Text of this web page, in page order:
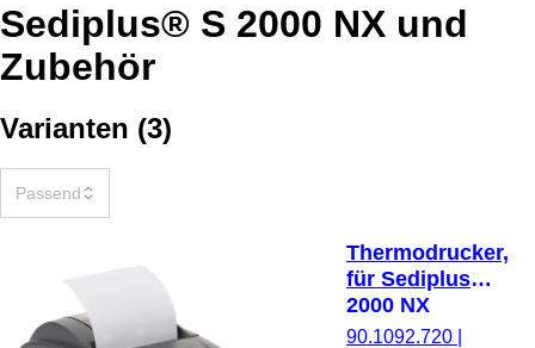
Sediplus® S 2000 NX und
Zubehör
Varianten (3)
Thermodrucker,
für Sediplus® S
2000 NX
90.1092.720